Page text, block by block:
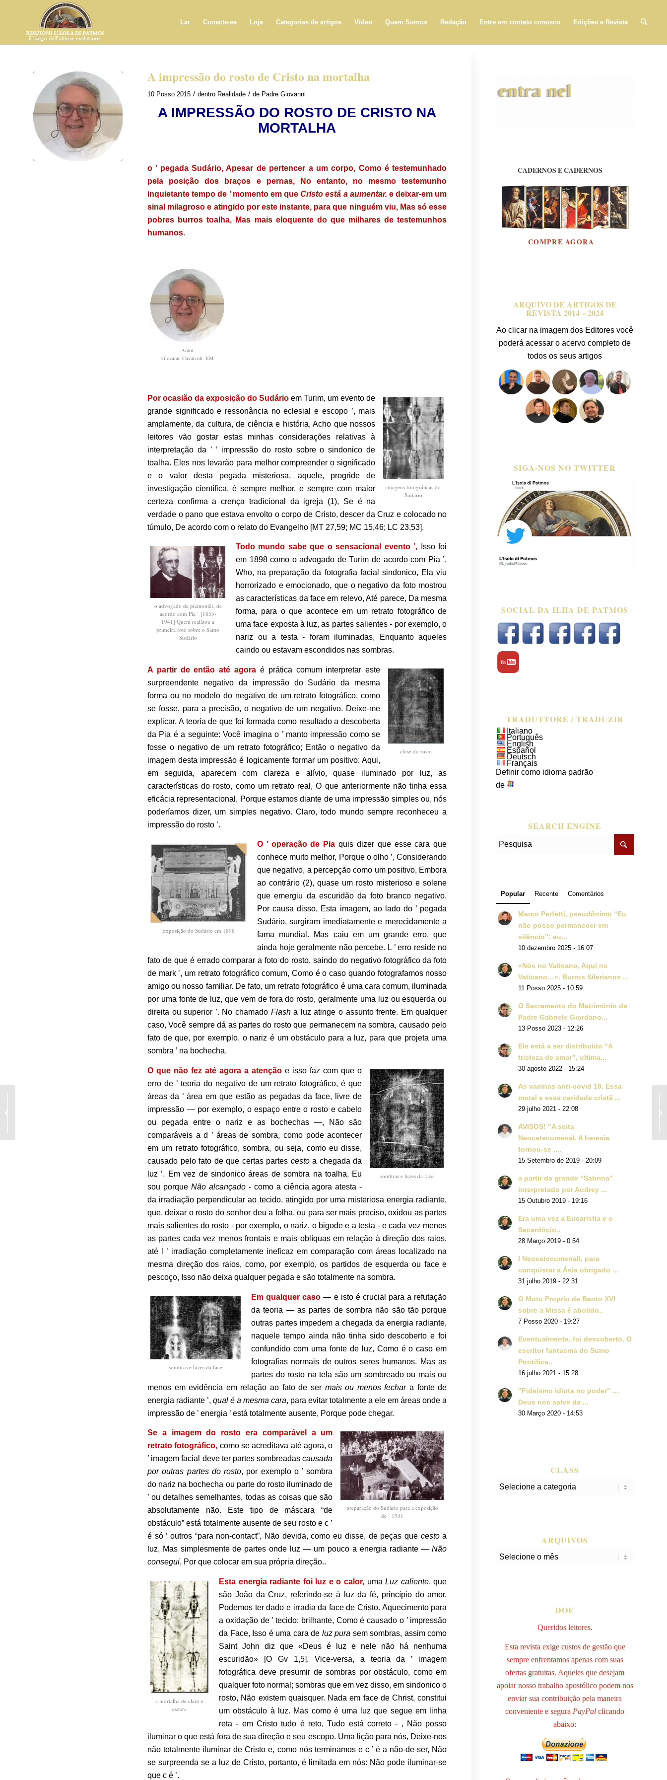
Lar Conecte-se Loja Categorias de artigos Vídeo Quem Somos Redação Entre em contato conosco Edições e Revista
A impressão do rosto de Cristo na mortalha
10 Posso 2015 / dentro Realidade / de Padre Giovanni
A IMPRESSÃO DO ROSTO DE CRISTO NA
MORTALHA
o ’ pegada Sudário, Apesar de pertencer a um corpo, Como é testemunhado
pela posição dos braços e pernas, No entanto, no mesmo testemunho
inquietante tempo de ’ momento em queCristo está a aumentar. e deixar-em um
sinal milagroso e atingido por este instante, para que ninguém viu, Mas só esse
pobres burros toalha, Mas mais eloquente do que milhares de testemunhos
humanos.
Autor
Giovanni Cavalcoli, EM
imagens fotográficas do
Sudário
Por ocasião da exposição do Sudárioem Turim, um evento de
grande significado e ressonância no eclesial e escopo ’, mais
amplamente, da cultura, de ciência e história, Acho que nossos
leitores vão gostar estas minhas considerações relativas à
interpretação da ’ ’ impressão do rosto sobre o sindonico de
toalha. Eles nos levarão para melhor compreender o significado
e o valor desta pegada misteriosa, aquele, progride de
investigação científica, é sempre melhor, e sempre com maior
certeza confirma a crença tradicional da igreja (1), Se é na
verdade o pano que estava envolto o corpo de Cristo, descer da Cruz e colocado no
túmulo, De acordo com o relato do Evangelho [MT 27,59; MC 15,46; LC 23,53].
o advogado de piemontês, de
acordo com Pia ’ [1855-
1941] Quem realizou a
primeira foto sobre o Santo
Sudário
Todo mundo sabe que o sensacional evento ’,
Isso foi
em 1898como o advogado de Turim de acordo com Pia ’,
Who, na preparação da fotografia facial sindonico, Ela viu
horrorizado e emocionado, que o negativo da foto mostrou
as características da face em relevo, Até parece, Da mesma
forma, para o que acontece em um retrato fotográfico de
uma face exposta à luz, as partes salientes - por exemplo, o
nariz ou a testa - foram iluminadas, Enquanto aqueles
caindo ou estavam escondidos nas sombras.
close do rosto
A partir de então até agora é prática comum interpretar este
surpreendente negativo da impressão do Sudário da mesma
forma ou no modelo do negativo de um retrato fotográfico, como
se fosse, para a precisão, o negativo de um negativo. Deixe-me
explicar. A teoria de que foi formada como resultado a descoberta
da Pia é a seguinte: Você imagina o ’ manto impressão como se
fosse o negativo de um retrato fotográfico; Então o negativo da
imagem desta impressão é logicamente formar um positivo: Aqui,
em seguida, aparecem com clareza e alívio, quase iluminado por luz, as
características do rosto, como um retrato real, O que anteriormente não tinha essa
eficácia representacional, Porque estamos diante de uma impressão simples ou, nós
poderíamos dizer, um simples negativo. Claro, todo mundo sempre reconheceu a
impressão do rosto ’.
Exposição do Sudário em 1898
O ’ operação de Piaquis dizer que esse cara que
conhece muito melhor, Porque o olho ’, Considerando
que negativo, a percepção como um positivo, Embora
ao contrário (2), quase um rosto misterioso e solene
que emergiu da escuridão da foto branco negativo.
Por causa disso, Esta imagem, ao lado do ’ pegada
Sudário, surgiram imediatamente e merecidamente a
fama mundial.
Mas caiu em um grande erro, que
ainda hoje geralmente não percebe. L ’ erro reside no
fato de que é errado comparar a foto do rosto, saindo do negativo fotográfico da foto
de mark ’, um retrato fotográfico comum, Como é o caso quando fotografamos nosso
amigo ou nosso familiar. De fato, um retrato fotográfico é uma cara comum, iluminada
por uma fonte de luz, que vem de fora do rosto, geralmente uma luz ou esquerda ou
direita ou superior ’. No chamado Flasha luz atinge o assunto frente. Em qualquer
caso, Você sempre dá as partes do rosto que permanecem na sombra, causado pelo
fato de que, por exemplo, o nariz é um obstáculo para a luz, para que projeta uma
sombra ’ na bochecha.
sombras e luzes da face
O que não fez até agora a atenção e isso faz com que o
erro de ’ teoria do negativo de um retrato fotográfico, é que
áreas da ’ área em que estão as pegadas da face, livre de
impressão — por exemplo, o espaço entre o rosto e cabelo
ou pegada entre o nariz e as bochechas —, Não são
comparáveis a d ’ áreas de sombra, como pode acontecer
em um retrato fotográfico, sombra, ou seja, como eu disse,
causado pelo fato de que certas partes cestoa chegada da
luz ’. Em vez de sindonico áreas de sombra na toalha, Eu
sou porque Não alcançado- como a ciência agora atesta -
da irradiação perpendicular ao tecido, atingido por uma misteriosa energia radiante,
que, deixar o rosto do senhor deu a folha, ou para ser mais preciso, oxidou as partes
mais salientes do rosto - por exemplo, o nariz, o bigode e a testa - e cada vez menos
as partes cada vez menos frontais e mais oblíquas em relação à direção dos raios,
até l ’ irradiação completamente ineficaz em comparação com áreas localizado na
mesma direção dos raios, como, por exemplo, os partidos de esquerda ou face e
pescoço, Isso não deixa qualquer pegada e são totalmente na sombra.
sombras e luzes da face
Em qualquer caso — e isto é crucial para a refutação
da teoria — as partes de sombra não são tão porque
outras partes impedem a chegada da energia radiante,
naquele tempo ainda não tinha sido descoberto e foi
confundido com uma fonte de luz, Como é o caso em
fotografias normais de outros seres humanos. Mas as
partes do rosto na tela são um sombreado ou mais ou
menos em evidência em relação ao fato de ser mais ou menos fechara fonte de
energia radiante ’,qual é a mesma cara, para evitar totalmente a ele em áreas onde a
impressão de ’ energia ’ está totalmente ausente, Porque pode chegar.
preparação do Sudário para a exposição
de ’ 1931
Se a imagem do rosto era comparável a um
retrato fotográfico, como se acreditava até agora, o
’ imagem facial deve ter partes sombreadascausada
por outras partes do rosto, por exemplo o ’ sombra
do nariz na bochecha ou parte do rosto iluminado de
’ ou detalhes semelhantes, todas as coisas que são
absolutamente não.
Este tipo de máscara “de
obstáculo” está totalmente ausente de seu rosto e c ’
é só ’ outros “para non-contact”, Não devida, como eu disse, de peças que cestoa
luz, Mas simplesmente de partes onde luz — um pouco a energia radiante —Não
consegui, Por que colocar em sua própria direção..
a mortalha de claro e
escura
Esta energia radiante foi luz e o calor, umaLuz caliente, que
são João da Cruz, referindo-se à luz da fé, princípio do amor,
Podemos ter dado e irradia da face de Cristo. Aquecimento para
a oxidação de ’ tecido; brilhante, Como é causado o ’ impressão
da Face, Isso é uma cara de luz pura sem sombras, assim como
Saint John diz que «Deus é luz e nele não há nenhuma
escuridão» [O Gv 1,5].
Vice-versa, a teoria da ’ imagem
fotográfica deve presumir de sombras por obstáculo, como em
qualquer foto normal; sombras que em vez disso, em sindonico o
rosto, Não existem quaisquer. Nada em face de Christ, constitui
um obstáculo à luz. Mas como é uma luz que segue em linha
reta - em Cristo tudo é reto, Tudo está correto - , Não posso
iluminar o que está fora de sua direção e seu escopo. Uma lição para nós, Deixe-nos
não totalmente iluminar de Cristo e, como nós terminamos e c ’ é a não-de-ser, Não
se surpreenda se a luz de Cristo, portanto, é limitada em nós: Não pode iluminar-se
que c é ’.
ARQUIVO DE ARTIGOS DE
REVISTA 2014 – 2024
Ao clicar na imagem dos Editores você
poderá acessar o acervo completo de
todos os seus artigos
SIGA-NOS NO TWITTER
SOCIAL DA ILHA DE PATMOS
TRADUTTORE / TRADUZIR
Italiano
Português
English
Español
Deutsch
Français
Definir como idioma padrão
de
SEARCH ENGINE
Popular Recente Comentários
Marco Perfetti, pseudônimo “Eu
não posso permanecer em
silêncio”: eu...
10 dezembro 2025 - 16:07
«Nós no Vaticano, Aqui no
Vaticano…». Burros Silerianos ...
11 Posso 2025 - 10:59
O Sacramento do Matrimônio de
Padre Gabriele Giordano...
13 Posso 2023 - 12:26
Ele está a ser distribuído “A
tristeza de amor”, ultima...
30 agosto 2022 - 15:24
As vacinas anti-covid 19. Essa
moral e essa caridade cristã ...
29 julho 2021 - 22:08
AVISOS! "A seita
Neocatecumenal. A heresia
tornou-se ....
15 Setembro de 2019 - 20:09
a partir da grande “Sabrina”
interpretado por Audrey ...
15 Outubro 2019 - 19:16
Era uma vez a Eucaristia e o
Sacerdócio..
28 Março 2019 - 0:54
I Neocatecumenali, para
conquistar a Ásia obrigado ...
31 julho 2019 - 22:31
O Motu Proprio de Bento XVI
sobre a Missa é abolido..
7 Posso 2020 - 19:27
Eventualmente, foi descoberto. O
escritor fantasma do Sumo
Pontífice..
16 julho 2021 - 15:28
"Fideísmo idiota no poder" …
Deus nos salve da ...
30 Março 2020 - 14:53
CLASS
class
ARQUIVOS
DOE
Queridos leitores.
Esta revista exige custos de gestão que
sempre enfrentamos apenas com suas
ofertas gratuitas. Aqueles que desejam
apoiar nosso trabalho apostólico podem nos
enviar sua contribuição pela maneira
conveniente e seguraPayPal clicando
abaixo: